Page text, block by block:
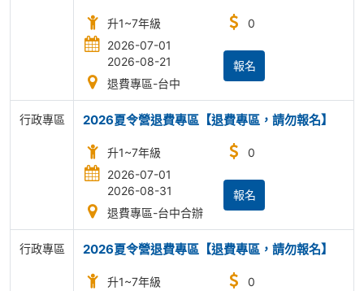
升1~7年級
2026-07-01
2026-08-21
退費專區-台中
0
報名
行政專區 2026夏令營退費專區【退費專區，請勿報名】
升1~7年級
2026-07-01
2026-08-31
退費專區-台中合辦
0
報名
行政專區 2026夏令營退費專區【退費專區，請勿報名】
升1~7年級
0